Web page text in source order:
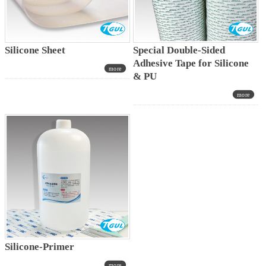
Silicone Sheet
Special Double-Sided
Adhesive Tape for Silicone
& PU
Silicone-Primer